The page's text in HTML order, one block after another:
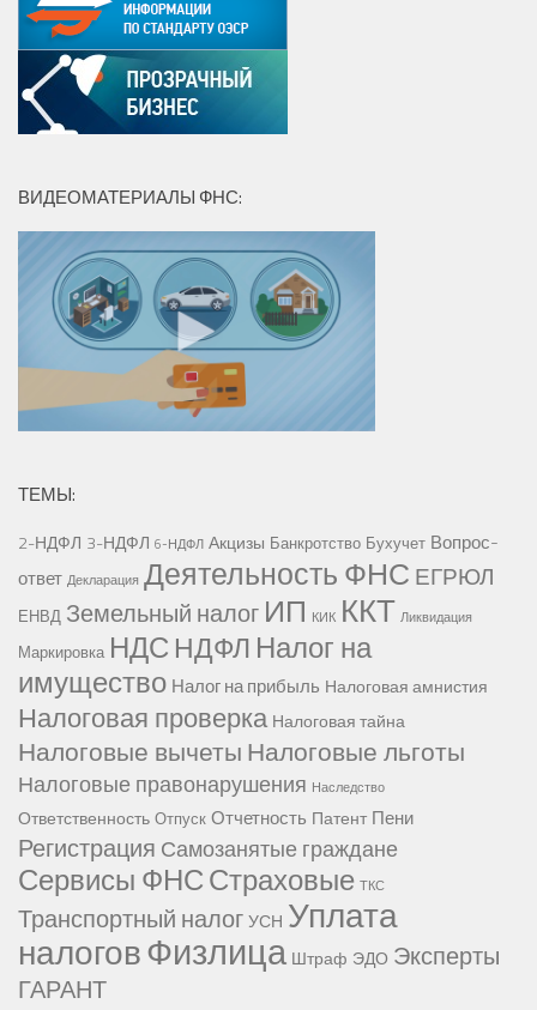
ВИДЕОМАТЕРИАЛЫ ФНС:
ТЕМЫ:
2-НДФЛ 3-НДФЛ 6-НДФЛ Акцизы Банкротство Бухучет Вопрос-
ответ Декларация Деятельность ФНС ЕГРЮЛ
ЕНВД Земельный налог ИП КИК ККТ Ликвидация
Маркировка НДС НДФЛ Налог на
имущество Налог на прибыль Налоговая амнистия
Налоговая проверка Налоговая тайна
Налоговые вычетыНалоговые льготы
Налоговые правонарушения Наследство
Ответственность Отпуск Отчетность Патент Пени
Регистрация Самозанятые граждане
Сервисы ФНССтраховые ТКС
Транспортный налогУСН Уплата
налоговФизлица Штраф ЭДО Эксперты
ГАРАНТ